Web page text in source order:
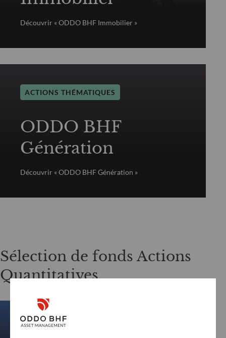
Découvrir « ODDO BHF Immobilier »
ACTIONS THÉMATIQUES
ODDO BHF
Génération
Découvrir « ODDO BHF Génération »
Sélection de fonds Actions
Quantitatives
ACTIONS QUANTITATIVES